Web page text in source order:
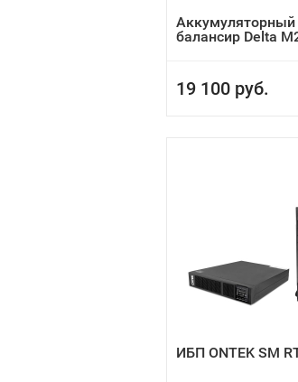
Аккумуляторный
балансир Delta
19 100 руб.
ИБП ONTEK SM